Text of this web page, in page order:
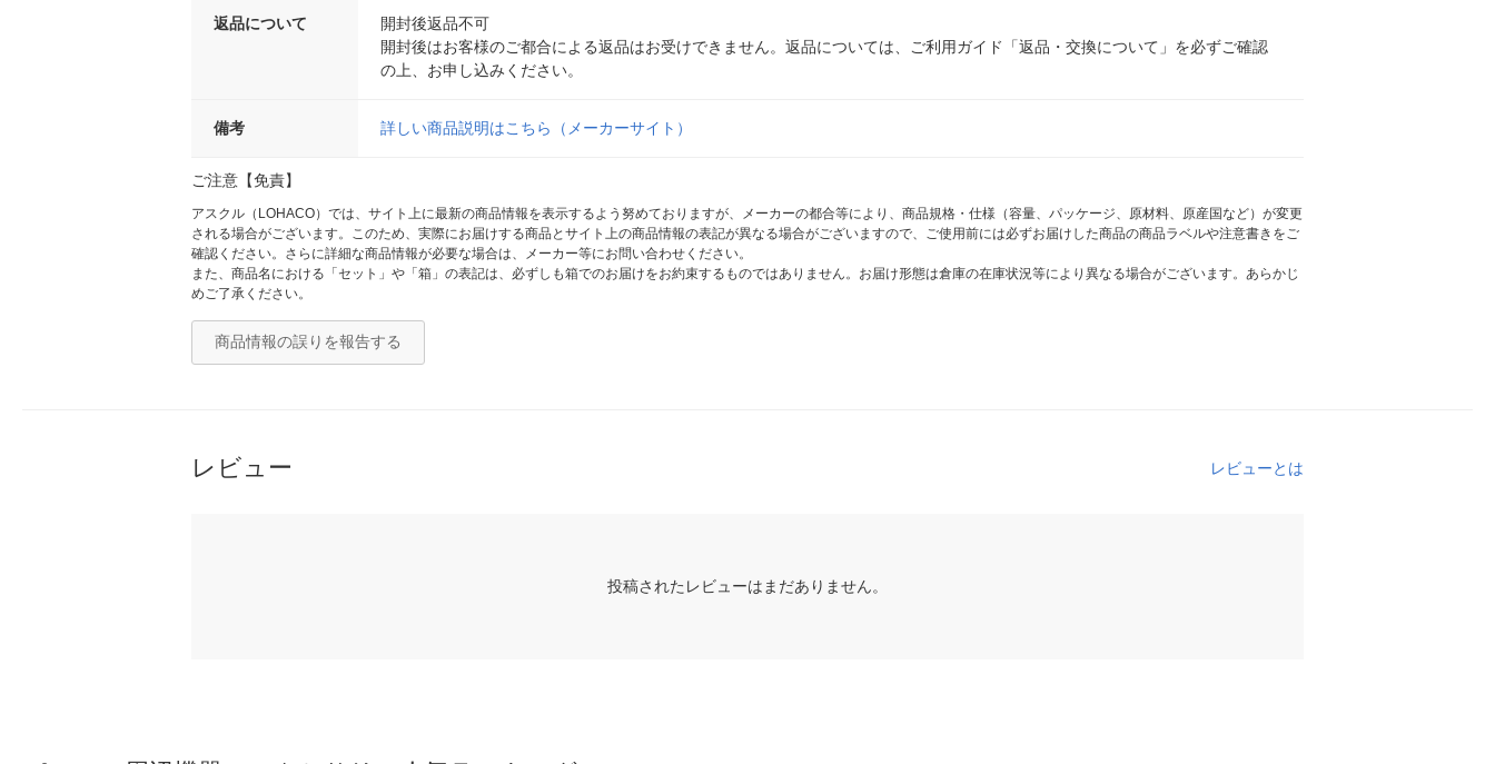
返品について
開封後返品不可
開封後はお客様のご都合による返品はお受けできません。返品については、ご利用ガイド「返品・交換について」を必ずご確認
の上、お申し込みください。
備考 詳しい商品説明はこちら（メーカーサイト）
ご注意【免責】
アスクル（LOHACO）では、サイト上に最新の商品情報を表示するよう努めておりますが、メーカーの都合等により、商品規格・仕様（容量、パッケージ、原材料、原産国など）が変更
される場合がございます。このため、実際にお届けする商品とサイト上の商品情報の表記が異なる場合がございますので、ご使用前には必ずお届けした商品の商品ラベルや注意書きをご
確認ください。さらに詳細な商品情報が必要な場合は、メーカー等にお問い合わせください。
また、商品名における「セット」や「箱」の表記は、必ずしも箱でのお届けをお約束するものではありません。お届け形態は倉庫の在庫状況等により異なる場合がございます。あらかじ
めご了承ください。
商品情報の誤りを報告する
レビュー レビューとは
投稿されたレビューはまだありません。